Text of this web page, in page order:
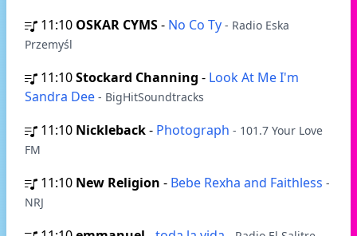
11:10 OSKAR CYMS- No Co Ty - Radio Eska
Przemyśl
11:10Stockard Channing - Look At Me I'm
Sandra Dee - BigHitSoundtracks
11:10 Nickleback- Photograph - 101.7 Your Love
FM
11:10 New Religion - Bebe Rexha and Faithless -
NRJ